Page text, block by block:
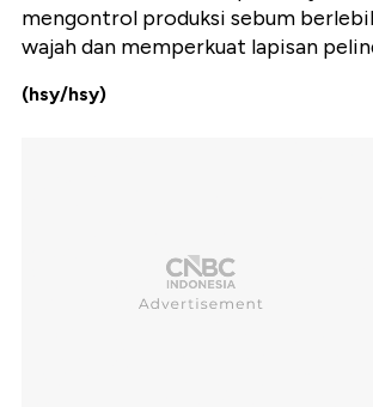
mengontrol produksi sebum
wajah dan memperkuat lapisan
(hsy/hsy)